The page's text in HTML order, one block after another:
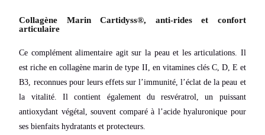
Collagène Marin Cartidyss®, anti-rides et confort
articulaire
Ce complément alimentaire agit sur la peau et les articulations. Il
est riche en collagène marin de type II, en vitamines clés C, D, E et
B3, reconnues pour leurs effets sur l’immunité, l’éclat de la peau et
la vitalité. Il contient également du resvératrol, un puissant
antioxydant végétal, souvent comparé à l’acide hyaluronique pour
ses bienfaits hydratants et protecteurs.